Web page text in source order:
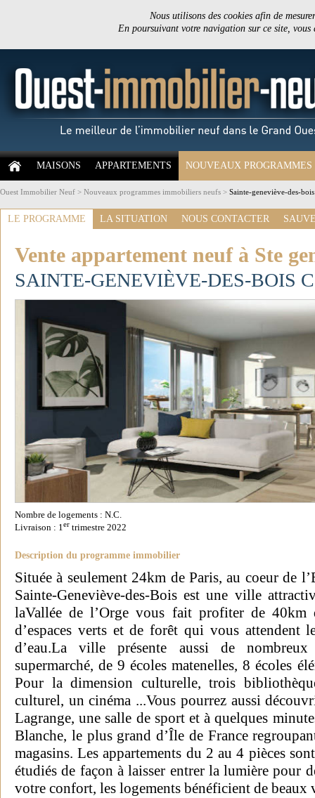
Nous utilisons des cookies afin de
En poursuivant votre navigation sur ce site,
MAISONS APPARTEMENTS NOUVEAUX PROGRAMMES
Ouest Immobilier Neuf > Nouveaux programmes immobiliers neufs > Sainte-geneviève-des-
LE PROGRAMME LA SITUATION NOUS CONTACTER
Vente appartement neuf à Ste
SAINTE-GENEVIÈVE-DES-BOIS
Nombre de logements : N.C.
Livraison : 1er trimestre 2022
Description du programme immobilier
Située à seulement 24km de Paris, au coeur de
Sainte-Geneviève-des-Bois est une ville
laVallée de l’Orge vous fait profiter de 40km
d’espaces verts et de forêt qui vous attendent
d’eau.La ville présente aussi de
supermarché, de 9 écoles matenelles, 8 écoles
Pour la dimension culturelle, trois
culturel, un cinéma ...Vous pourrez aussi
Lagrange, une salle de sport et à quelques
Blanche, le plus grand d’Île de France
magasins. Les appartements du 2 au 4 pièces
étudiés de façon à laisser entrer la lumière pour
votre confort, les logements bénéficient de beaux